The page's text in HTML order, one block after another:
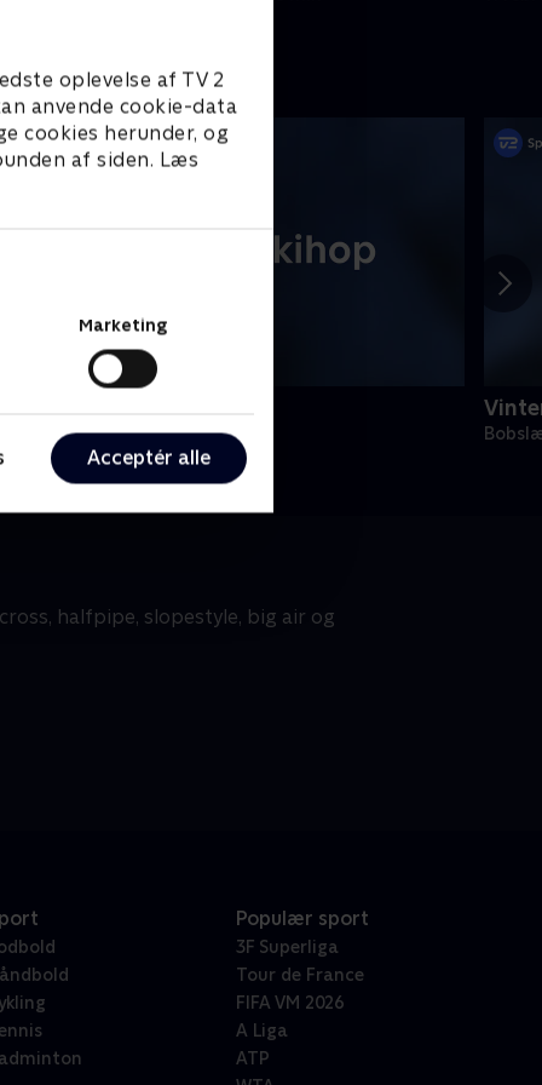
oplevelse af TV 2
anvende cookie-data
cookies herunder, og
af siden. Læs
Marketing
Acceptér alle
halfpipe, slopestyle, big air og
Populær sport
3F Superliga
Tour de France
FIFA VM 2026
A Liga
ATP